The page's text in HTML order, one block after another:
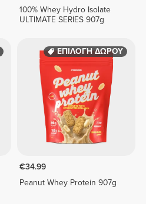
100% Whey Hydro Isolate
ULTIMATE SERIES 907g
ΕΠΙΛΟΓΗ ΔΩΡΟΥ
€34.99
Peanut Whey Protein 907g